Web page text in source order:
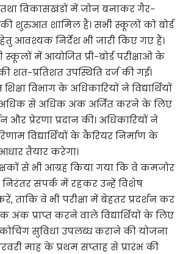
विकासखंडों में जोन बनाकर गैर-
शुरुआत शामिल है। सभी स्कूलों को बोर्ड
आवश्यक निर्देश भी जारी किए गए हैं।
में आयोजित प्री-बोर्ड परीक्षाओं के
की शत-प्रतिशत उपस्थिति दर्ज की गई।
विभाग के अधिकारियों ने विद्यार्थियों
में अधिक से अधिक अंक अर्जित करने के लिए
और प्रेरणा प्रदान की। अधिकारियों ने
विद्यार्थियों के कैरियर निर्माण के
तैयार करेगा।
से भी आग्रह किया गया कि वे कमजोर
निरंतर संपर्क में रहकर उन्हें विशेष
ताकि वे भी परीक्षा में बेहतर प्रदर्शन कर
अंक प्राप्त करने वाले विद्यार्थियों के लिए
सुविधा उपलब्ध कराने की योजना
माह के प्रथम सप्ताह से प्रारंभ की